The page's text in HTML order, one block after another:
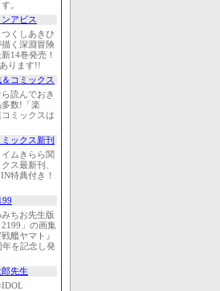
。
ンアビス
くしあきひ
描く深淵冒険
14巻発売！
ります!!
コミックス
読んでおき
多数!「楽
コミックスは
ックス新刊
イムきらら関
ス最新刊、
特典付き！
ちお先生版
2199」の画集
艦ヤマト』
年を記念し発
先生